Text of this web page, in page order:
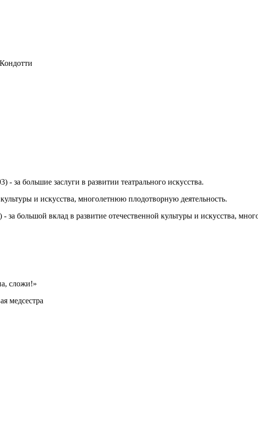
- за большие заслуги в развитии театрального искусства.
и искусства, многолетнюю плодотворную деятельность.
за большой вклад в развитие отечественной культуры и искусства,
сложи!»
медсестра